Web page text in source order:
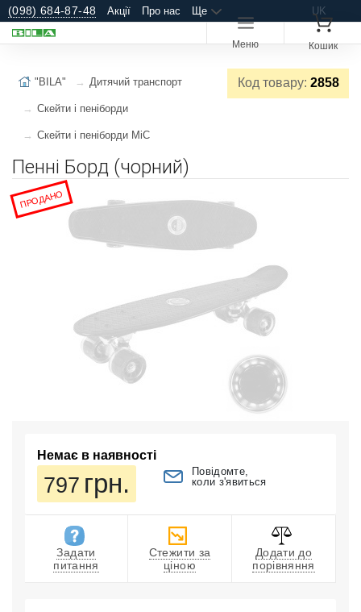
(098) 684-87-48 Акції Про нас Ще UK
Меню Кошик
Код товару: 2858
"BILA" Дитячий транспорт
Скейти і пеніборди
Скейти і пеніборди MiC
Пенні Борд (чорний)
ПРОДАНО
Немає в наявності
797 грн.
Повідомте,
коли з'явиться
Задати
питання
Стежити за
ціною
Додати до
порівняння